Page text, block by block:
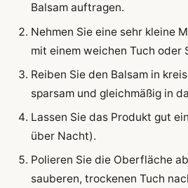
Balsam auftragen.
Nehmen Sie eine sehr kleine
mit einem weichen Tuch oder
Reiben Sie den Balsam in
sparsam und gleichmäßig in
Lassen Sie das Produkt gut
über Nacht).
Polieren Sie die Oberfläche
sauberen, trockenen Tuch